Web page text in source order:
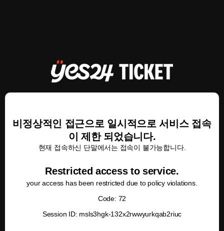
비정상적인 접근으로 일시적으로 서비스 접속
이 제한 되었습니다.
현재 접속하신 단말에서는 접속이 불가능합니다.
Restricted access to service.
your access has been restricted due to policy violations.
Code: 72
Session ID: msls3hgk-132x2rwwyurkqab2riuc